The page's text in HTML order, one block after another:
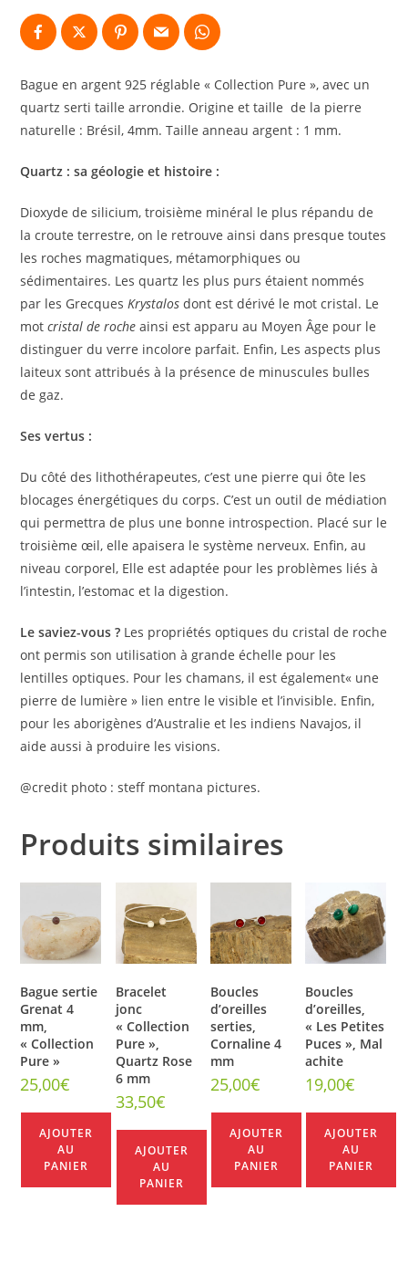
Bague en argent 925 réglable « Collection Pure », avec un
quartz serti taille arrondie. Origine et taille de la pierre
naturelle : Brésil, 4mm. Taille anneau argent : 1 mm.
Quartz : sa géologie et histoire :
Dioxyde de silicium, troisième minéral le plus répandu de
la croute terrestre, on le retrouve ainsi dans presque toutes
les roches magmatiques, métamorphiques ou
sédimentaires. Les quartz les plus purs étaient nommés
par les GrecquesKrystalos dont est dérivé le mot cristal. Le
motcristal de roche ainsi est apparu au Moyen Âge pour le
distinguer du verre incolore parfait. Enfin, Les aspects plus
laiteux sont attribués à la présence de minuscules bulles
de gaz.
Ses vertus :
Du côté des lithothérapeutes, c’est une pierre qui ôte les
blocages énergétiques du corps. C’est un outil de médiation
qui permettra de plus une bonne introspection. Placé sur le
troisième œil, elle apaisera le système nerveux. Enfin, au
niveau corporel, Elle est adaptée pour les problèmes liés à
l’intestin, l’estomac et la digestion.
Le saviez-vous ? Les propriétés optiques du cristal de roche
ont permis son utilisation à grande échelle pour les
lentilles optiques. Pour les chamans, il est également« une
pierre de lumière » lien entre le visible et l’invisible. Enfin,
pour les aborigènes d’Australie et les indiens Navajos, il
aide aussi à produire les visions.
@credit photo : steff montana pictures.
Produits similaires
Bague sertie
Grenat 4
mm,
« Collection
Pure »
25,00€
AJOUTER
AU
PANIER
Bracelet
jonc
« Collection
Pure »,
Quartz Rose
6 mm
33,50€
AJOUTER
AU
PANIER
Boucles
d’oreilles
serties,
Cornaline 4
mm
25,00€
AJOUTER
AU
PANIER
Boucles
d’oreilles,
« Les Petites
Puces », Mal
achite
19,00€
AJOUTER
AU
PANIER